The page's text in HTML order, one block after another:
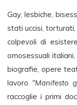
Gay, lesbiche,
stati uccisi,
colpevoli di
omosessuali
biografie, opere
lavoro "Manifesto
raccoglie i primi